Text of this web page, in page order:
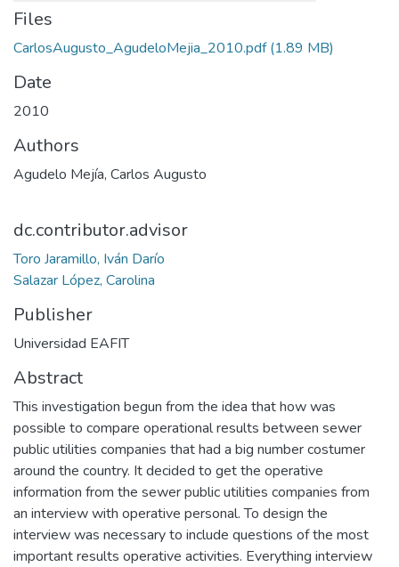
Files
CarlosAugusto_AgudeloMejia_2010.pdf(1.89 MB)
Date
2010
Authors
Agudelo Mejía, Carlos Augusto
dc.contributor.advisor
Toro Jaramillo, Iván Darío
Salazar López, Carolina
Publisher
Universidad EAFIT
Abstract
This investigation begun from the idea that how was
possible to compare operational results between sewer
public utilities companies that had a big number costumer
around the country. It decided to get the operative
information from the sewer public utilities companies from
an interview with operative personal. To design the
interview was necessary to include questions of the most
important results operative activities. Everything interview